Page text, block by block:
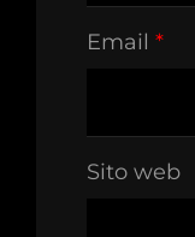
Email *
Sito web